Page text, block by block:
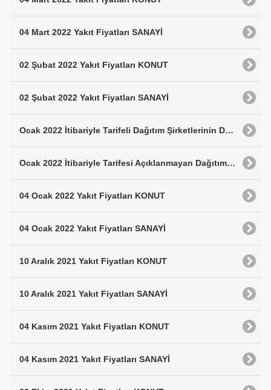
04 Mart 2022 Yakıt Fiyatları SANAYİ
02 Şubat 2022 Yakıt Fiyatları KONUT
02 Şubat 2022 Yakıt Fiyatları SANAYİ
Ocak 2022 İtibariyle Tarifeli Dağıtım Şirketlerinin Doğalgaz Satış Fiyatları
Ocak 2022 İtibariyle Tarifesi Açıklanmayan Dağıtım Şirketlerinin Doğalgaz Satış Fiyatları
04 Ocak 2022 Yakıt Fiyatları KONUT
04 Ocak 2022 Yakıt Fiyatları SANAYİ
10 Aralık 2021 Yakıt Fiyatları KONUT
10 Aralık 2021 Yakıt Fiyatları SANAYİ
04 Kasım 2021 Yakıt Fiyatları KONUT
04 Kasım 2021 Yakıt Fiyatları SANAYİ